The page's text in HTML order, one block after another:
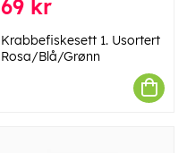
69 kr
Krabbefiskesett 1. Usortert
Rosa/Blå/Grønn